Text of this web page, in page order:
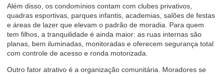
Além disso, os condomínios contam com clubes privativos,
quadras esportivas, parques infantis, academias, salões de festas
e áreas de lazer que elevam o padrão de moradia. Para quem
tem filhos, a tranquilidade é ainda maior: as ruas internas são
planas, bem iluminadas, monitoradas e oferecem segurança total
com controle de acesso e ronda motorizada.
Outro fator atrativo é a organização comunitária. Moradores se